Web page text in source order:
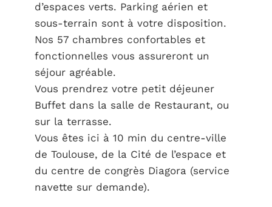
d’espaces verts. Parking aérien et
sous-terrain sont à votre disposition.
Nos 57 chambres confortables et
fonctionnelles vous assureront un
séjour agréable.
Vous prendrez votre petit déjeuner
Buffet dans la salle de Restaurant, ou
sur la terrasse.
Vous êtes ici à 10 min du centre-ville
de Toulouse, de la Cité de l’espace et
du centre de congrès Diagora (service
navette sur demande).